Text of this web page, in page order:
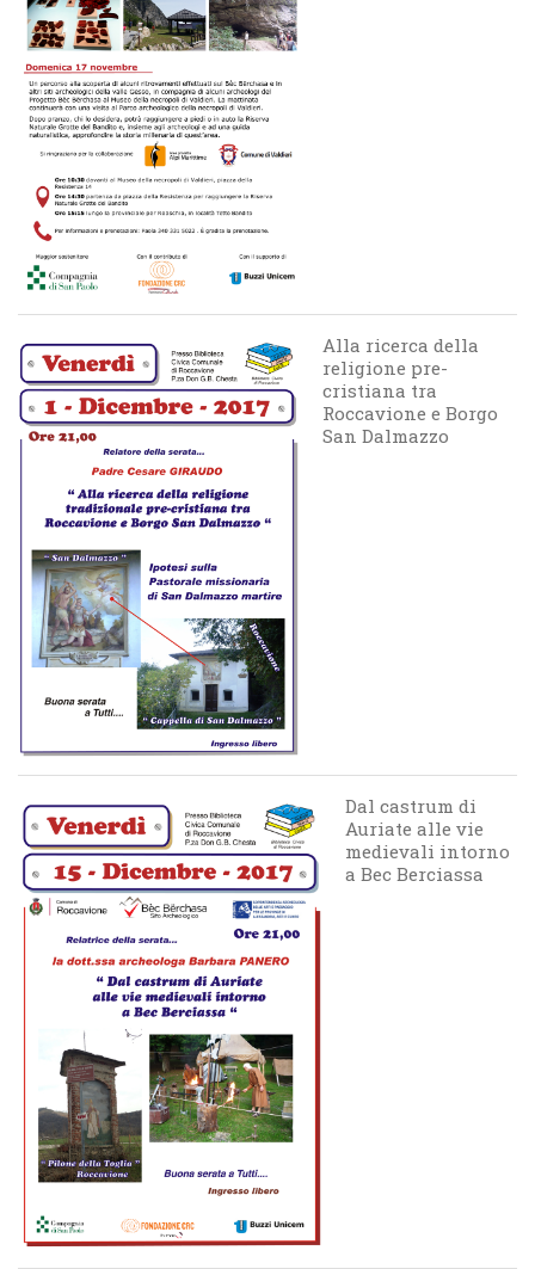
Alla ricerca della
religione pre-
cristiana tra
Roccavione e Borgo
San Dalmazzo
Dal castrum di
Auriate alle vie
medievali intorno
a Bec Berciassa